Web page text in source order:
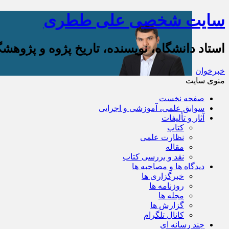
سایت شخصی علی ططری
استاد دانشگاه، نویسنده، تاریخ پژوه و
خبرخوان
منوی سایت
صفحه نخست
سوابق علمی، آموزشی و اجرایی
آثار و تألیفات
کتاب
نظارت علمی
مقاله
نقد و بررسی کتاب
دیدگاه ها و مصاحبه ها
خبرگزاری ها
روزنامه ها
مجله ها
گزارش ها
کانال تلگرام
چند رسانه ای